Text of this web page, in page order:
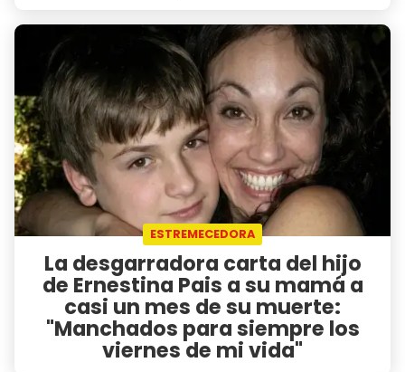
ESTREMECEDORA
La desgarradora carta del hijo
de Ernestina Pais a su mamá a
casi un mes de su muerte:
"Manchados para siempre los
viernes de mi vida"